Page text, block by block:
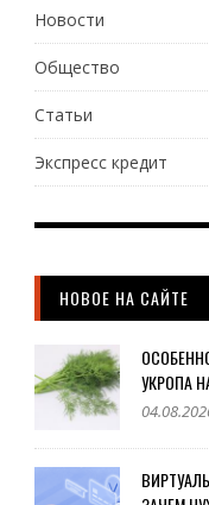
Новости
Общество
Статьи
Экспресс кредит
НОВОЕ НА САЙТЕ
УКРОПА